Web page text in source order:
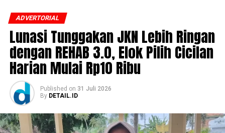
ADVERTORIAL
Lunasi Tunggakan JKN Lebih Ringan
dengan REHAB 3.0, Elok Pilih Cicilan
Harian Mulai Rp10 Ribu
Published on 31 Juli 2026
By DETAIL.ID